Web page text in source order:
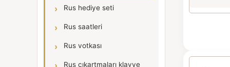
Rus hediye seti
Rus saatleri
Rus votkası
Rus çıkartmaları klavye